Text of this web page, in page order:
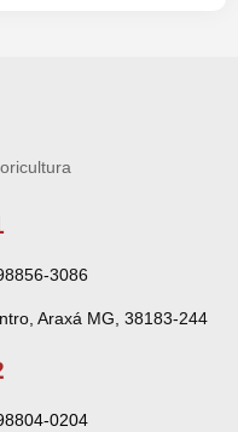
3086
Araxá MG, 38183-244
0204